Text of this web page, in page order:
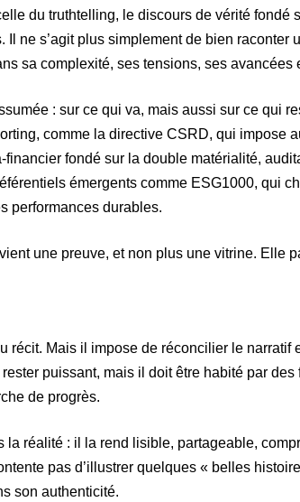
du truthtelling, le discours de vérité fondé
ne s’agit plus simplement de bien raconter
sa complexité, ses tensions, ses avancées
: sur ce qui va, mais aussi sur ce qui
comme la directive CSRD, qui impose
fondé sur la double matérialité,
émergents comme ESG1000, qui
performances durables.
une preuve, et non plus une vitrine. Elle
récit. Mais il impose de réconcilier le narratif
puissant, mais il doit être habité par des
de progrès.
réalité : il la rend lisible, partageable,
pas d’illustrer quelques « belles
son authenticité.